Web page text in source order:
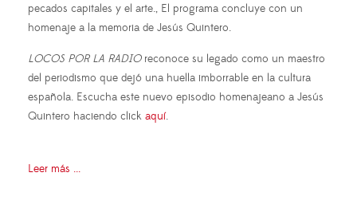
pecados capitales y el arte., El programa concluye con un
homenaje a la memoria de Jesús Quintero.
LOCOS POR LA RADIO reconoce su legado como un maestro
del periodismo que dejó una huella imborrable en la cultura
española. Escucha este nuevo episodio homenajeano a Jesús
Quintero haciendo click aquí.
Leer más ...